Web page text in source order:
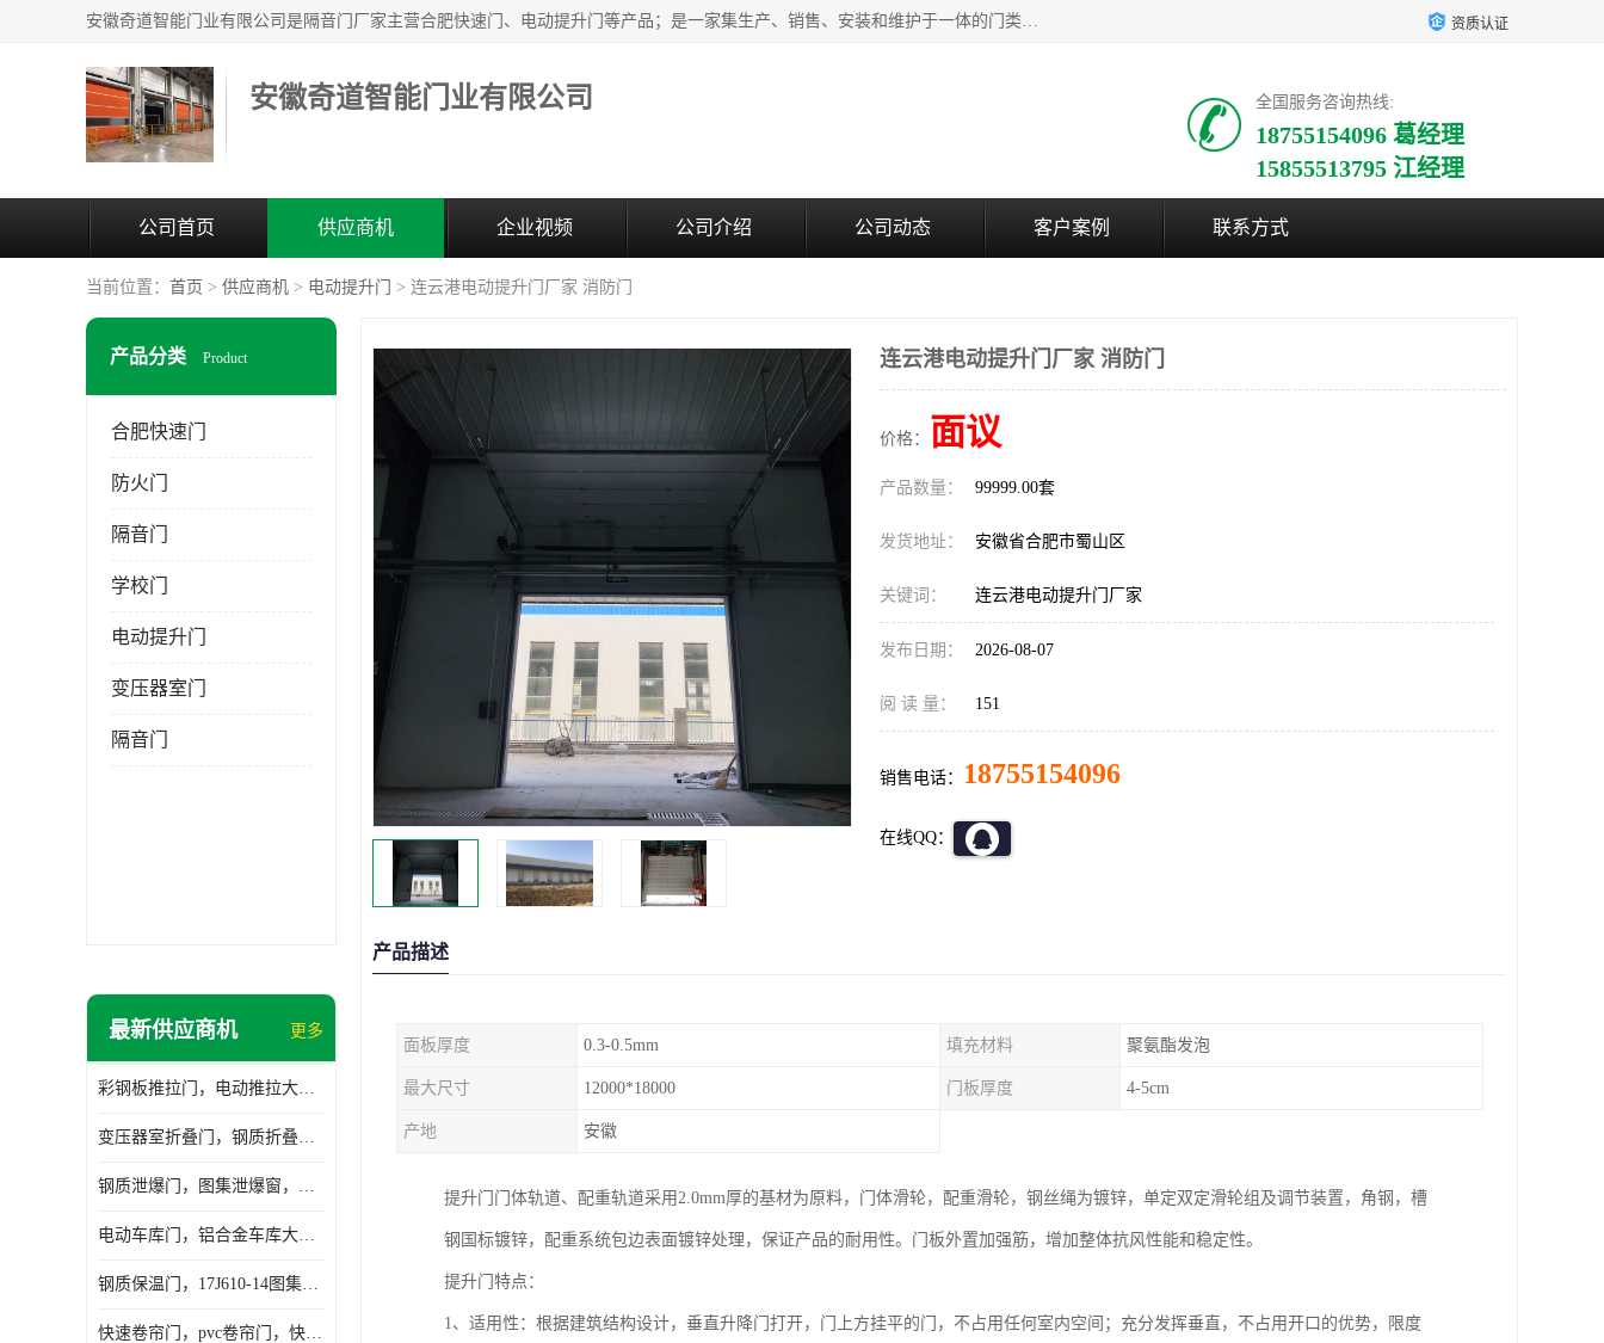
安徽奇道智能门业有限公司是隔音门厂家主营合肥快速门、电动提升门等产品；是一家集生产、销售、安装和维护于一体的门类产品供应商，公司拥有二十多名技术人员。产品种类丰富，各项性能均符合设计要求，可广泛应用于各行各业。的服务团队，24小时服务。 资质认证
安徽奇道智能门业有限公司 全国服务咨询热线:
18755154096 葛经理
15855513795 江经理
公司首页 供应商机 企业视频 公司介绍 公司动态 客户案例 联系方式
当前位置： 首页 > 供应商机 > 电动提升门 > 连云港电动提升门厂家 消防门
产品分类 Product
合肥快速门
防火门
隔音门
学校门
电动提升门
变压器室门
隔音门
最新供应商机 更多
彩钢板推拉门，电动推拉大门，夹芯板大门，安徽厂房推拉门
变压器室折叠门，钢质折叠门，电动折叠大门定做，安徽折叠门厂家
钢质泄爆门，图集泄爆窗，AB型泄爆窗，抗爆门定做
电动车库门，铝合金车库大门，保温车库门厂家，安徽车库门定做
钢质保温门，17J610-14图集保温门，平开钢质保温门
快速卷帘门，pvc卷帘门，快速门厂家，合肥快卷门
连云港电动提升门厂家 消防门
价格： 面议
产品数量： 99999.00套
发货地址： 安徽省合肥市蜀山区
关键词： 连云港电动提升门厂家
发布日期： 2026-08-07
阅 读 量： 151
销售电话： 18755154096
在线QQ：
产品描述
面板厚度 0.3-0.5mm 填充材料 聚氨酯发泡
最大尺寸 12000*18000 门板厚度 4-5cm
产地 安徽
提升门门体轨道、配重轨道采用2.0mm厚的基材为原料，门体滑轮，配重滑轮，钢丝绳为镀锌，单定双定滑轮组及调节装置，角钢，槽
钢国标镀锌，配重系统包边表面镀锌处理，保证产品的耐用性。门板外置加强筋，增加整体抗风性能和稳定性。
提升门特点：
1、适用性：根据建筑结构设计，垂直升降门打开，门上方挂平的门，不占用任何室内空间；充分发挥垂直，不占用开口的优势，限度